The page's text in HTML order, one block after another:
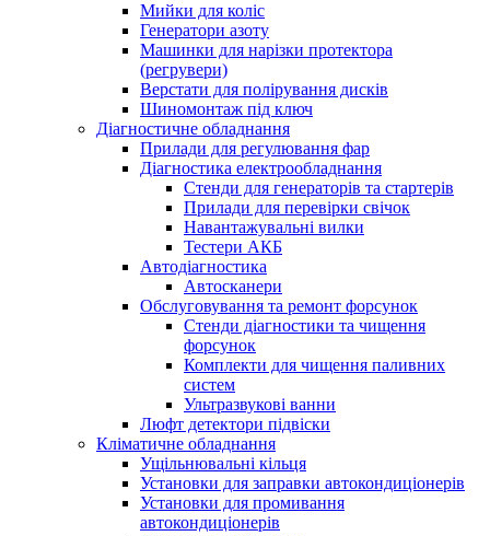
Мийки для коліс
Генератори азоту
Машинки для нарізки протектора
(регрувери)
Верстати для полірування дисків
Шиномонтаж під ключ
Діагностичне обладнання
Прилади для регулювання фар
Діагностика електрообладнання
Стенди для генераторів та стартерів
Прилади для перевірки свічок
Навантажувальні вилки
Тестери АКБ
Автодіагностика
Автосканери
Обслуговування та ремонт форсунок
Стенди діагностики та чищення
форсунок
Комплекти для чищення паливних
систем
Ультразвукові ванни
Люфт детектори підвіски
Кліматичне обладнання
Ущільнювальні кільця
Установки для заправки автокондиціонерів
Установки для промивання
автокондиціонерів